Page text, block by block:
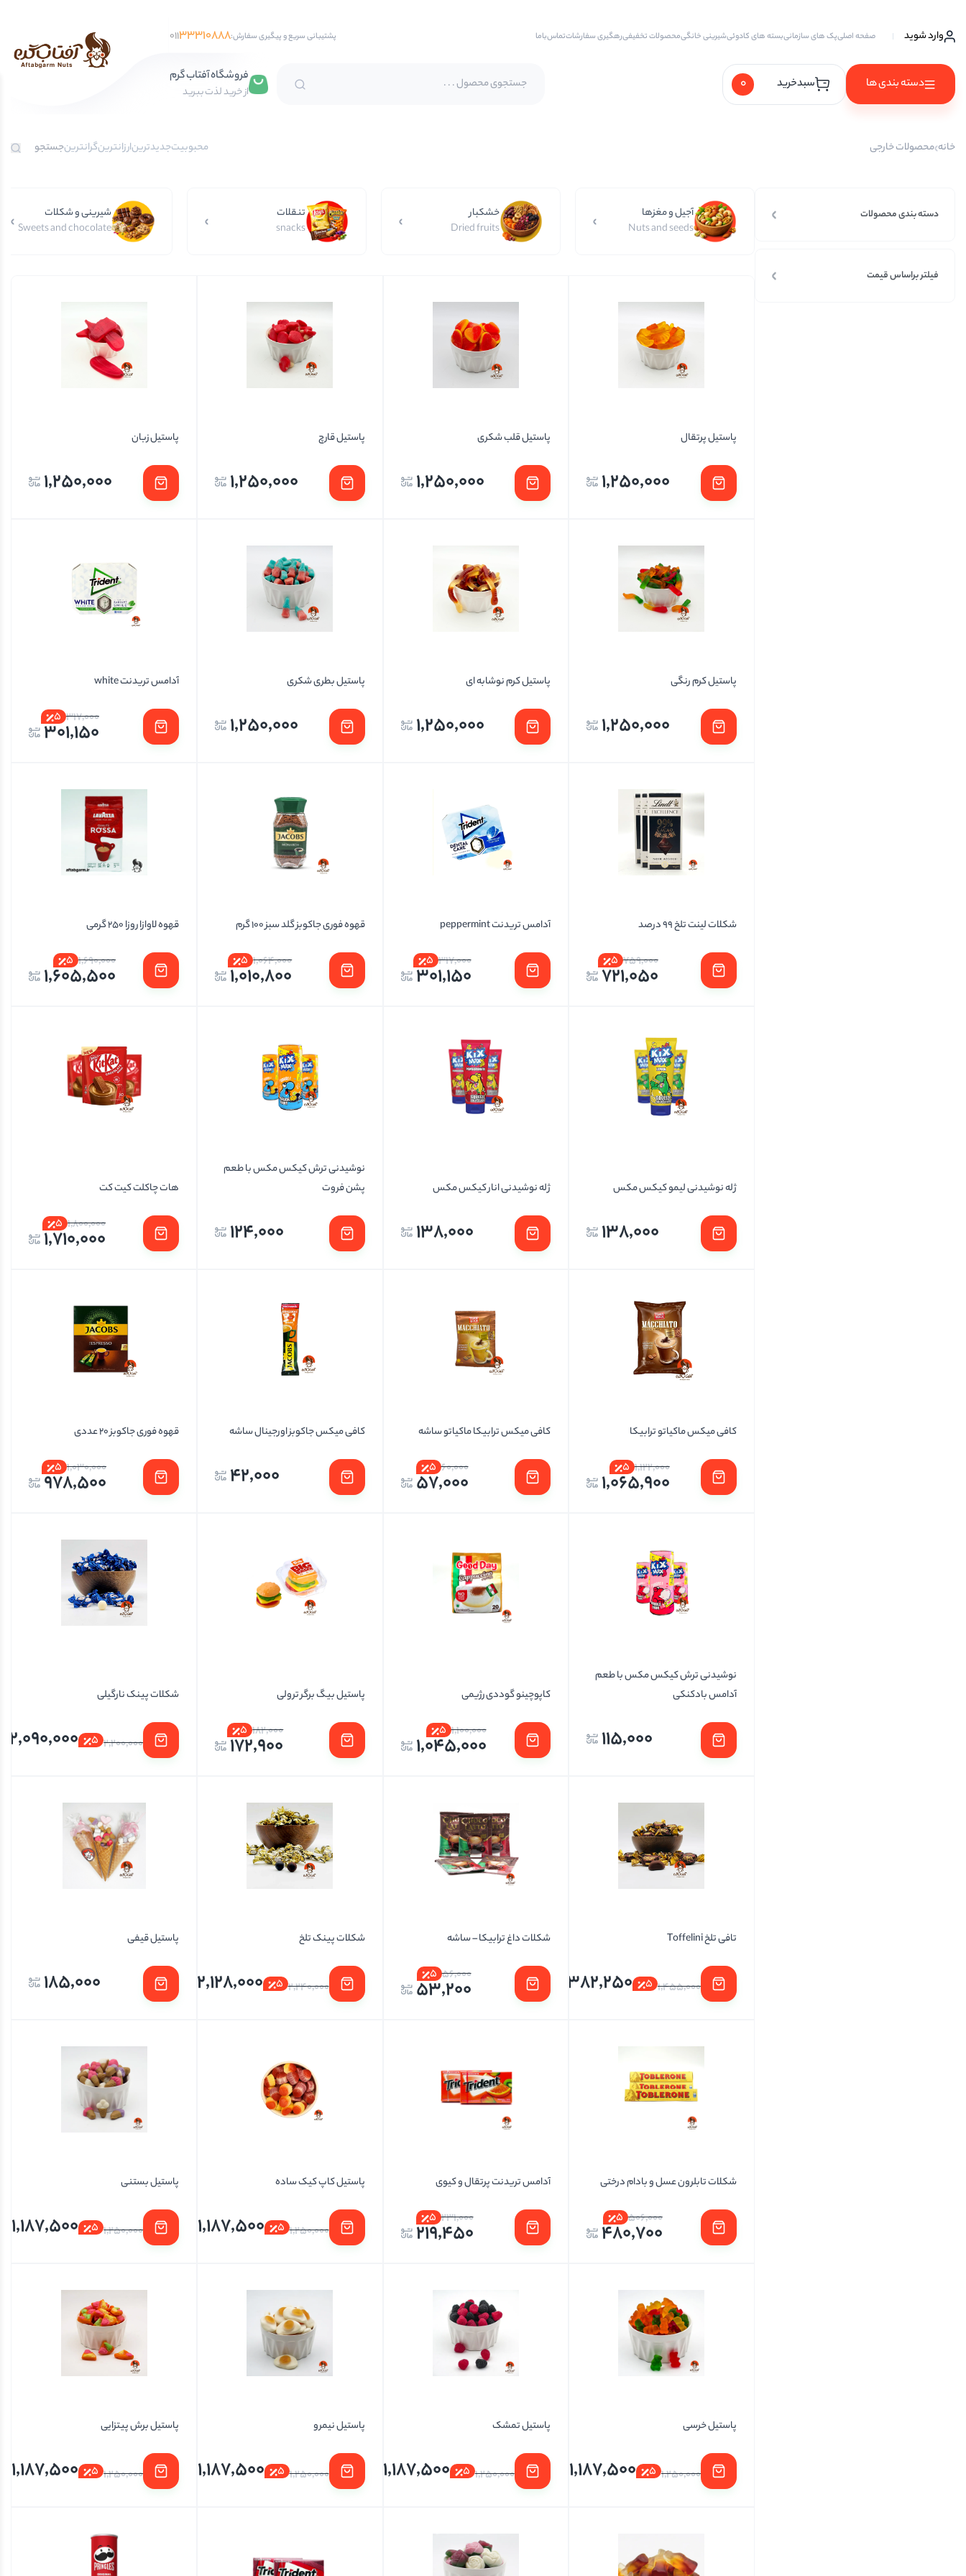
وارد شوید صفحه اصلیپک های سازمانیبسته های کادوئیشیرینی خانگیمحصولات تخفیفیرهگیری سفارشاتتماس‌با‌ما پشتیبانی سریع و پیگیری سفارش: 01133310888
دسته بندی ها
آجیل سه مغز
بادام هندی
بادام درختی
تخمه هندوانه
سبدخرید 0 فروشگاه آفتاب گرم
از خرید لذت ببرید
خانه محصولات خارجی محبوبیتجدیدترینارزانترینگرانترین
دسته بندی محصولات
فیلتر براساس قیمت
آجیل و مغزها
Nuts and seeds
خشکبار
Dried fruits
تنقلات
snacks
شیرینی و شکلات
Sweets and chocolate
پاستیل پرتقال
1,250,000
پاستیل قلب شکری
1,250,000
پاستیل قارچ
1,250,000
پاستیل زبان
1,250,000
پاستیل کرم رنگی
1,250,000
پاستیل کرم نوشابه ای
1,250,000
پاستیل بطری شکری
1,250,000
آدامس تریدنت white
5 317,000
301,150
شکلات لینت تلخ 99 درصد
5 759,000
721,050
آدامس تریدنت peppermint
5 317,000
301,150
قهوه فوری جاکوبز گلد سبز 100 گرم
5 1,064,000
1,010,800
قهوه لاوازا روزا 250 گرمی
5 1,690,000
1,605,500
ژله نوشیدنی لیمو کیکس مکس
138,000
ژله نوشیدنی انار کیکس مکس
138,000
نوشیدنی ترش کیکس مکس با طعم
پشن فروت
124,000
هات چاکلت کیت کت
5 1,800,000
1,710,000
کافی میکس ماکیاتو ترابیکا
5 1,122,000
1,065,900
کافی میکس ترابیکا ماکیاتو ساشه
5 60,000
57,000
کافی میکس جاکوبز اورجینال ساشه
42,000
قهوه فوری جاکوبز 20 عددی
5 1,030,000
978,500
نوشیدنی ترش کیکس مکس با طعم
آدامس بادکنکی
115,000
کاپوچینو گوددی رژیمی
5 1,100,000
1,045,000
پاستیل بیگ برگر ترولی
5 182,000
172,900
شکلات پینک نارگیلی
5 2,200,000
2,090,000
تافی تلخ Toffelini
5 1,455,000
1,382,250
شکلات داغ ترابیکا – ساشه
5 56,000
53,200
شکلات پینک تلخ
5 2,240,000
2,128,000
پاستیل قیفی
185,000
شکلات تابلرون عسل و بادام درختی
5 506,000
480,700
آدامس تریدنت پرتقال و کیوی
5 231,000
219,450
پاستیل کاپ کیک ساده
5 1,250,000
1,187,500
پاستیل بستنی
5 1,250,000
1,187,500
پاستیل خرسی
5 1,250,000
1,187,500
پاستیل تمشک
5 1,250,000
1,187,500
پاستیل نیمرو
5 1,250,000
1,187,500
پاستیل برش پیتزایی
5 1,250,000
1,187,500